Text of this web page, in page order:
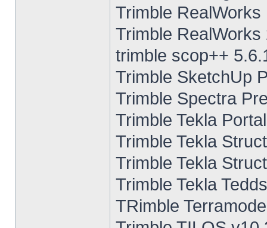
Trimble RealWorks
Trimble RealWorks
trimble scop++
Trimble SketchUp
Trimble Spectra
Trimble Tekla
Trimble Tekla
Trimble Tekla
Trimble Tekla
TRimble